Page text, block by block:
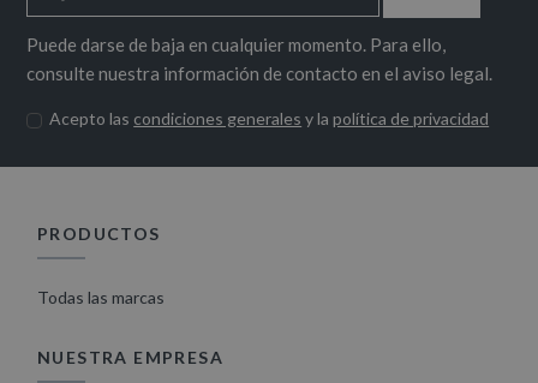
Puede darse de baja en cualquier momento. Para ello,
consulte nuestra información de contacto en el aviso legal.
Acepto las condiciones generales y lapolítica de privacidad
PRODUCTOS
Todas las marcas
NUESTRA EMPRESA